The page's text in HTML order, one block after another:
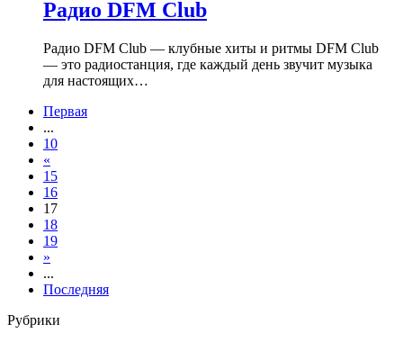
Радио DFM Club
Радио DFM Club — клубные хиты и ритмы DFM Club
— это радиостанция, где каждый день звучит музыка
для настоящих…
Первая
...
10
«
15
16
17
18
19
»
...
Последняя
Рубрики